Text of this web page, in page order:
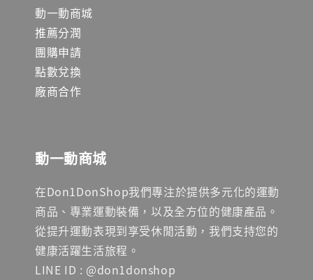
動一動商城
推薦分潤
團購申請
點數兌換
廠商合作
動一動商城
在Don1DonShop我們專注於提供多元化的運動
商品、專業運動裝備，以及全方位的健康產品。
從提升運動表現到享受休閒活動，我們支持您的
健康活躍生活旅程。
LINE ID : @don1donshop